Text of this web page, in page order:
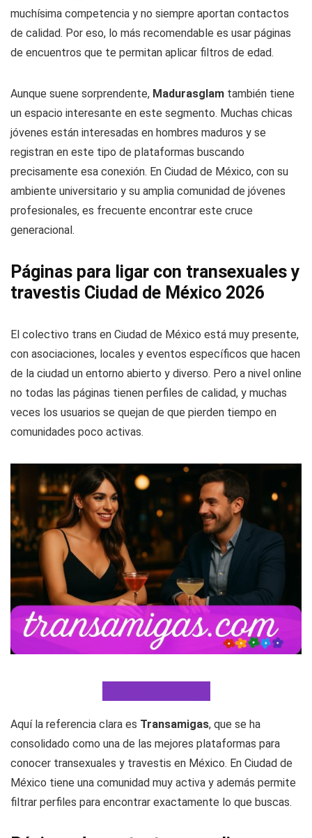
muchísima competencia y no siempre aportan contactos
de calidad. Por eso, lo más recomendable es usar páginas
de encuentros que te permitan aplicar filtros de edad.
Aunque suene sorprendente, Madurasglam también tiene
un espacio interesante en este segmento. Muchas chicas
jóvenes están interesadas en hombres maduros y se
registran en este tipo de plataformas buscando
precisamente esa conexión. En Ciudad de México, con su
ambiente universitario y su amplia comunidad de jóvenes
profesionales, es frecuente encontrar este cruce
generacional.
Páginas para ligar con transexuales y
travestis Ciudad de México 2026
El colectivo trans en Ciudad de México está muy presente,
con asociaciones, locales y eventos específicos que hacen
de la ciudad un entorno abierto y diverso. Pero a nivel online
no todas las páginas tienen perfiles de calidad, y muchas
veces los usuarios se quejan de que pierden tiempo en
comunidades poco activas.
Aquí la referencia clara es Transamigas, que se ha
consolidado como una de las mejores plataformas para
conocer transexuales y travestis en México. En Ciudad de
México tiene una comunidad muy activa y además permite
filtrar perfiles para encontrar exactamente lo que buscas.